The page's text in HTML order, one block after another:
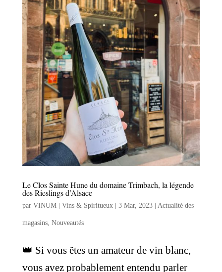
Le Clos Sainte Hune du domaine Trimbach, la légende
des Rieslings d’Alsace
par VINUM | Vins & Spiritueux| 3 Mar, 2023| Actualité des
magasins, Nouveautés
👑 Si vous êtes un amateur de vin blanc,
vous avez probablement entendu parler